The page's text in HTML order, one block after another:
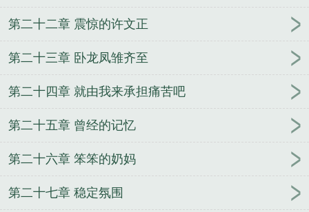
第二十二章 震惊的许文正
第二十三章 卧龙凤雏齐至
第二十四章 就由我来承担痛苦吧
第二十五章 曾经的记忆
第二十六章 笨笨的奶妈
第二十七章 稳定氛围